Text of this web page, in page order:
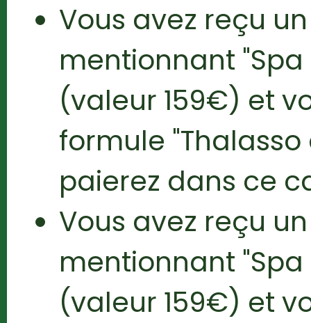
Vous avez reçu
mentionnant "Spa
(valeur 159€) et
formule
paierez dans ce
Vous avez reçu
mentionnant "Spa
(valeur 159€) et